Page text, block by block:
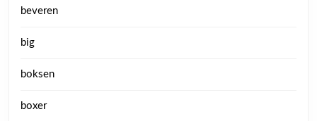
beveren
big
boksen
boxer